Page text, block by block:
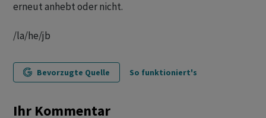
erneut anhebt oder nicht.
/la/he/jb
Bevorzugte Quelle So funktioniert's
Ihr Kommentar